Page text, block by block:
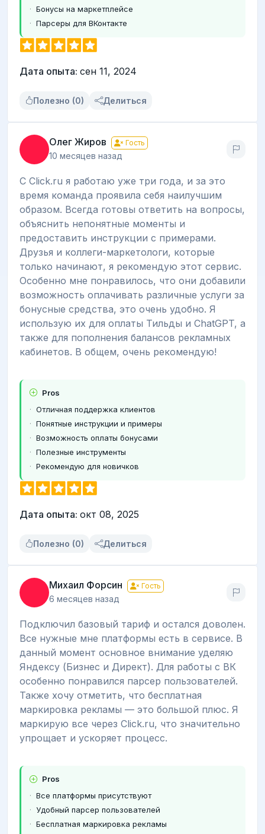
Бонусы на маркетплейсе
Парсеры для ВКонтакте
Дата опыта: сен 11, 2024
Полезно (0) Делиться
Олег Жиров Гость
10 месяцев назад
С Click.ru я работаю уже три года, и за это
время команда проявила себя наилучшим
образом. Всегда готовы ответить на вопросы,
объяснить непонятные моменты и
предоставить инструкции с примерами.
Друзья и коллеги-маркетологи, которые
только начинают, я рекомендую этот сервис.
Особенно мне понравилось, что они добавили
возможность оплачивать различные услуги за
бонусные средства, это очень удобно. Я
использую их для оплаты Тильды и ChatGPT, а
также для пополнения балансов рекламных
кабинетов. В общем, очень рекомендую!
Pros
Отличная поддержка клиентов
Понятные инструкции и примеры
Возможность оплаты бонусами
Полезные инструменты
Рекомендую для новичков
Дата опыта: окт 08, 2025
Полезно (0) Делиться
Михаил Форсин Гость
6 месяцев назад
Подключил базовый тариф и остался доволен.
Все нужные мне платформы есть в сервисе. В
данный момент основное внимание уделяю
Яндексу (Бизнес и Директ). Для работы с ВК
особенно понравился парсер пользователей.
Также хочу отметить, что бесплатная
маркировка рекламы — это большой плюс. Я
маркирую все через Click.ru, что значительно
упрощает и ускоряет процесс.
Pros
Все платформы присутствуют
Удобный парсер пользователей
Бесплатная маркировка рекламы